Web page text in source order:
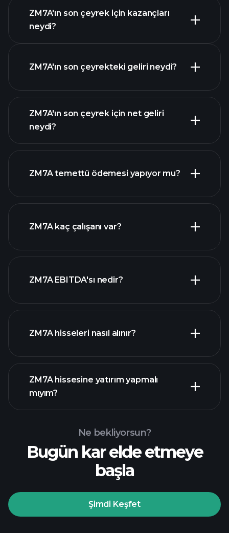
ZM7A'ın son çeyrek için kazançları
neydi?
ZM7A
kazançları
ZM7A'ın son çeyrekteki geliri neydi?
raporlar
ZM7A'ın son çeyrek için net geliri
neydi?
mali raporlar
ZM7A temettü ödemesi yapıyor mu?
hisseler
ZM7A kaç çalışanı var?
işverenler
ZM7A EBITDA'sı nedir?
mali raporlar
ZM7A hisseleri nasıl alınır?
Playtrade
ZM7A hissesine yatırım yapmalı
mıyım?
Ne bekliyorsun?
Bugün kar elde etmeye
başla
Şimdi Keşfet